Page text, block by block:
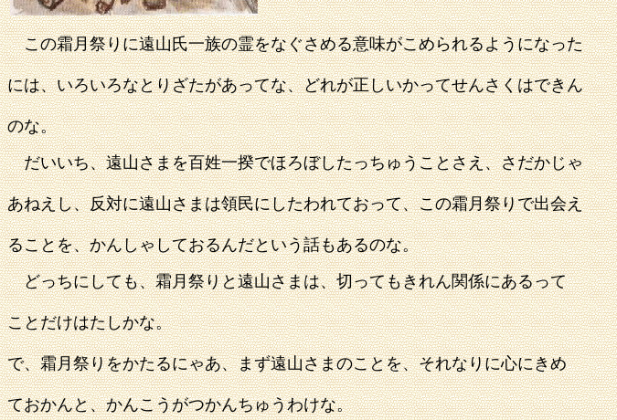
この霜月祭りに遠山氏一族の霊をなぐさめる意味がこめられるようになった
には、いろいろなとりざたがあってな、どれが正しいかってせんさくはできん
のな。
だいいち、遠山さまを百姓一揆でほろぼしたっちゅうことさえ、さだかじゃ
あねえし、反対に遠山さまは領民にしたわれておって、この霜月祭りで出会え
ることを、かんしゃしておるんだという話もあるのな。
どっちにしても、霜月祭りと遠山さまは、切ってもきれん関係にあるって
ことだけはたしかな。
で、霜月祭りをかたるにゃあ、まず遠山さまのことを、それなりに心にきめ
ておかんと、かんこうがつかんちゅうわけな。